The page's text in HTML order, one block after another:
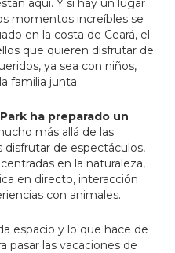
aquí. Y si hay un lugar
momentos increíbles se
en la costa de Ceará, el
que quieren disfrutar de
ya sea con niños,
familia junta.
ha preparado un
más allá de las
disfrutar de espectáculos,
en la naturaleza,
en directo, interacción
con animales.
espacio y lo que hace de
pasar las vacaciones de